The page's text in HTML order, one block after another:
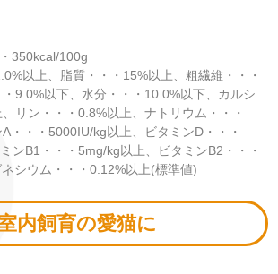
350kcal/100g
以上、脂質・・・15%以上、粗繊維・・・
9.0%以下、水分・・・10.0%以下、カルシ
リン・・・0.8%以上、ナトリウム・・・
・・・5000IU/kg以上、ビタミンD・・・
ンB1・・・5mg/kg以上、ビタミンB2・・・
シウム・・・0.12%以上(標準値)
内飼育の愛猫に